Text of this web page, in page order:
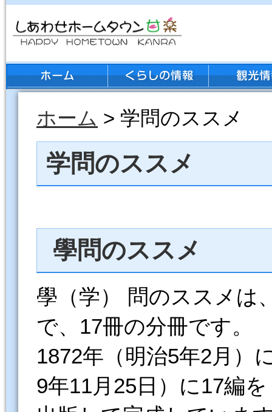
ホーム > 学問のススメ
学問のススメ
學問のススメ
學（学） 問のススメは
で、17冊の分冊です。
1872年（明治5年2月）
9年11月25日）に17編を